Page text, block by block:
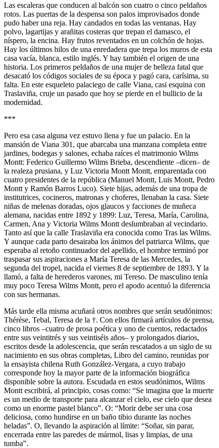
Las escaleras que conducen al balcón son cuatro o cinco peldaños
rotos. Las puertas de la despensa son palos improvisados donde
pudo haber una reja. Hay candados en todas las ventanas. Hay
polvo, lagartijas y arañitas costeras que trepan el damasco, el
níspero, la encina. Hay frutos reventados en un colchón de hojas.
Hay los últimos hilos de una enredadera que trepa los muros de esta
casa vacía, blanca, estilo inglés. Y hay también el origen de una
historia. Los primeros peldaños de una mujer de belleza fatal que
desacató los códigos sociales de su época y pagó cara, carísima, su
falta. En este esqueleto palaciego de calle Viana, casi esquina con
Traslaviña, cruje un pasado que hoy se pierde en el bullicio de la
modernidad.
***
Pero esa casa alguna vez estuvo llena y fue un palacio. En la
mansión de Viana 301, que abarcaba una manzana completa entre
jardines, bodegas y salones, echaba raíces el matrimonio Wilms
Montt: Federico Guillermo Wilms Brieba, descendiente –dicen– de
la realeza prusiana, y Luz Victoria Montt Montt, emparentada con
cuatro presidentes de la república (Manuel Montt, Luis Montt, Pedro
Montt y Ramón Barros Luco). Siete hijas, además de una tropa de
institutrices, cocineros, matronas y choferes, llenaban la casa. Siete
niñas de melenas doradas, ojos glaucos y facciones de muñeca
alemana, nacidas entre 1892 y 1899: Luz, Teresa, María, Carolina,
Carmen, Ana y Victoria Wilms Montt deslumbraban al vecindario.
Tanto así que la calle Traslaviña era conocida como Tras las Wilms.
Y aunque cada parto desairaba los ánimos del patriarca Wilms, que
esperaba al retoño continuador del apellido, el hombre terminó por
traspasar sus aspiraciones a María Teresa de las Mercedes, la
segunda del tropel, nacida el viernes 8 de septiembre de 1893. Y la
llamó, a falta de herederos varones, mi Tereso. De masculino tenía
muy poco Teresa Wilms Montt, pero el apodo acentuó la diferencia
con sus hermanas.
Más tarde ella misma acuñará otros nombres que serán seudónimos:
Thérèse, Tebal, Teresa de la †. Con ellos firmará artículos de prensa,
cinco libros –cuatro de prosa poética y uno de cuentos, redactados
entre sus veintitrés y sus veintiséis años– y prolongados diarios,
escritos desde la adolescencia, que serán rescatados a un siglo de su
nacimiento en sus obras completas, Libro del camino, reunidas por
la ensayista chilena Ruth González-Vergara, a cuyo trabajo
corresponde hoy la mayor parte de la información biográfica
disponible sobre la autora. Escudada en estos seudónimos, Wilms
Montt escribirá, al principio, cosas como: “Se imagina que la muerte
es un medio de transporte para alcanzar el cielo, ese cielo que desea
como un enorme pastel blanco”. O: “Morir debe ser una cosa
deliciosa, como hundirse en un baño tibio durante las noches
heladas”. O, llevando la aspiración al límite: “Soñar, sin parar,
encerrada entre las paredes de mármol, lisas y limpias, de una
tumba”.